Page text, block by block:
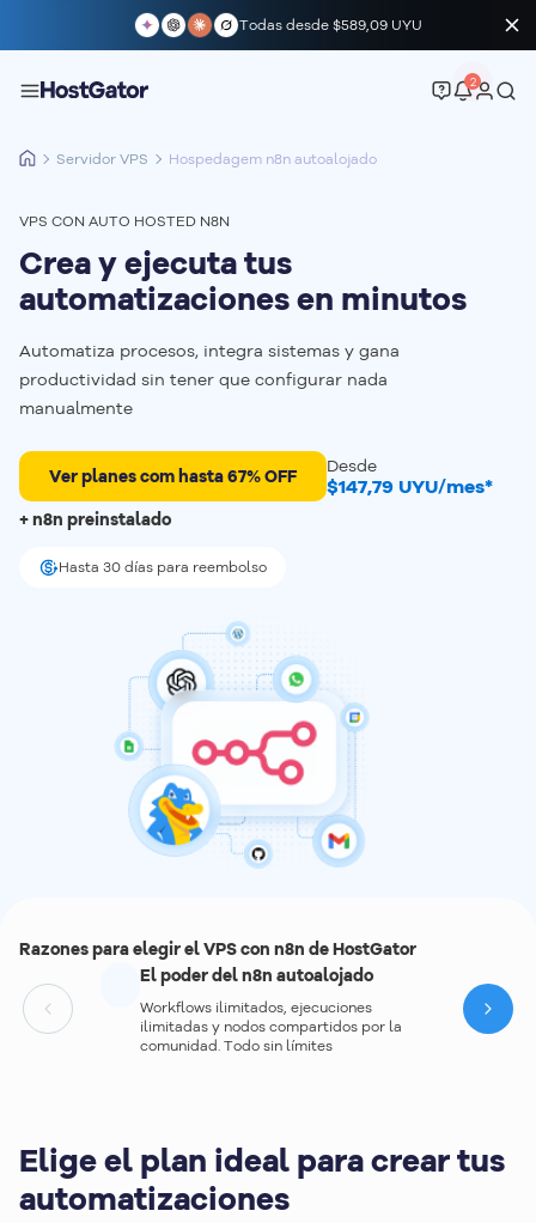
Todas desde $589,09 UYU
2
Servidor VPS Hospedagem n8n autoalojado
VPS CON AUTO HOSTED N8N
Crea y ejecuta tus
automatizaciones en minutos
Automatiza procesos, integra sistemas y gana
productividad sin tener que configurar nada
manualmente
Ver planes com hasta 67% OFF Desde
$147,79 UYU/mes*
+ n8n preinstalado
Hasta 30 días para reembolso
Razones para elegir el VPS con n8n de HostGator
El poder del n8n autoalojado
Workflows ilimitados, ejecuciones
ilimitadas y nodos compartidos por la
comunidad. Todo sin límites
Next
Elige el plan ideal para crear tus
automatizaciones